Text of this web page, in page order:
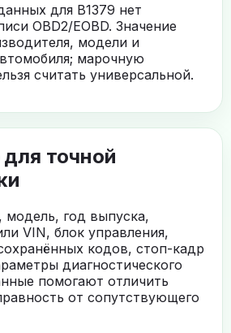
для B1379 нет
OBD2/EOBD. Значение
модели и
марочную
считать универсальной.
точной
модель, год выпуска,
VIN, блок управления,
кодов, стоп-кадр
диагностического
помогают отличить
от сопутствующего